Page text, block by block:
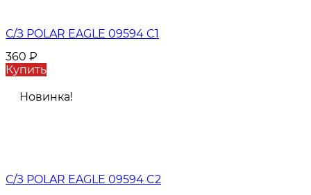
С/З POLAR EAGLE 09594 C1
360 ₽
Купить
Новинка!
С/З POLAR EAGLE 09594 C2